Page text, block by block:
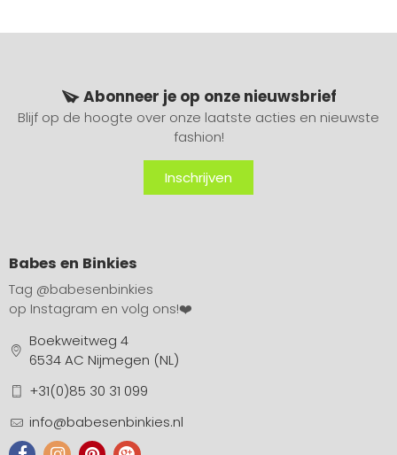
Abonneer je op onze nieuwsbrief
Blijf op de hoogte over onze laatste acties en nieuwste
fashion!
Inschrijven
Babes en Binkies
Tag @babesenbinkies
op Instagram en volg ons!❤️
Boekweitweg 4
6534 AC Nijmegen (NL)
+31(0)85 30 31 099
info@babesenbinkies.nl